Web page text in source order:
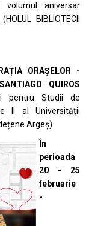
aniversar
BIBLIOTECII
ORAȘELOR -
QUIROS
pentru Studii de
II al Universității
Argeș).
În
perioada
20 - 25
februarie
-